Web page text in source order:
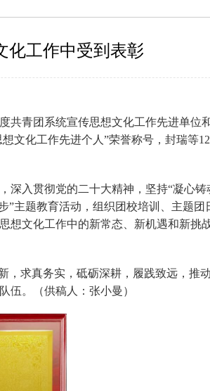
化工作中受到表彰
共青团系统宣传思想文化工作先进单位
文化工作先进个人”荣誉称号，封瑞等
深入贯彻党的二十大精神，坚持“凝心
”主题教育活动，组织团校培训、主题团
想文化工作中的新常态、新机遇和新挑
，求真务实，砥砺深耕，履践致远，推
伍。（供稿人：张小曼）